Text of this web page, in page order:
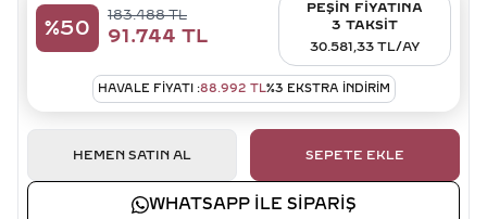
%50
183.488TL
91.744 TL
PEŞİN FİYATINA
3 TAKSİT
30.581,33 TL/AY
HAVALE FIYATI :88.992 TL%3 EKSTRA İNDİRİM
HEMEN SATIN AL SEPETE EKLE
WHATSAPP ILE SIPARIŞ